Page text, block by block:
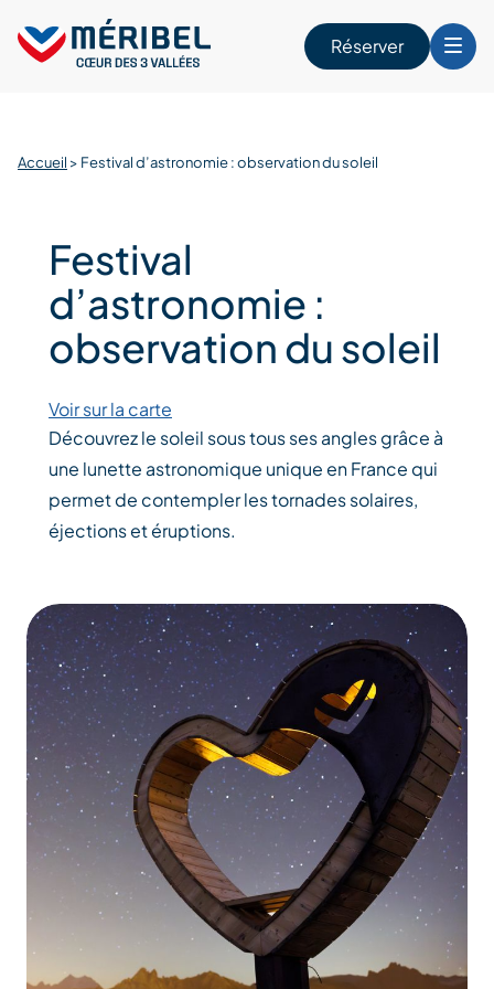
content
Réserver
Accueil > Festival d’astronomie : observation du soleil
Festival
d’astronomie :
observation du soleil
Voir sur la carte
Découvrez le soleil sous tous ses angles grâce à
une lunette astronomique unique en France qui
permet de contempler les tornades solaires,
éjections et éruptions.